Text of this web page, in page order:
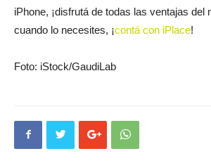
iPhone, ¡disfrutá de todas las ventajas del
cuando lo necesites, ¡contá con iPlace!
Foto: iStock/GaudiLab